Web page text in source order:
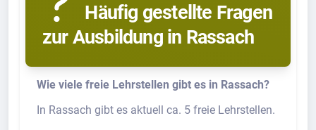
Häufig gestellte Fragen
zur Ausbildung in Rassach
Wie viele freie Lehrstellen gibt es in Rassach?
In Rassach gibt es aktuell ca. 5 freie Lehrstellen.